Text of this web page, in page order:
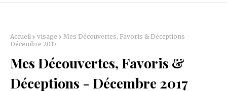
Accueil visage
Mes Découvertes, Favoris & Déceptions -
Décembre 2017
Mes Découvertes, Favoris &
Déceptions - Décembre 2017